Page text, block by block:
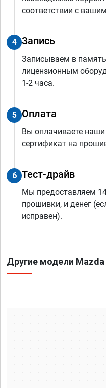
соответствии с
4 Запись
Записываем в
лицензионным
1-2 часа.
5 Оплата
Вы оплачиваете
сертификат на
6 Тест-драйв
Мы предоставляем
прошивки, и денег
исправен).
Другие модели Mazda